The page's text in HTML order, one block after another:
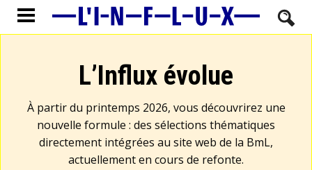
L’Influx évolue
À partir du printemps 2026, vous découvrirez une
nouvelle formule : des sélections thématiques
directement intégrées au site web de la BmL,
actuellement en cours de refonte.